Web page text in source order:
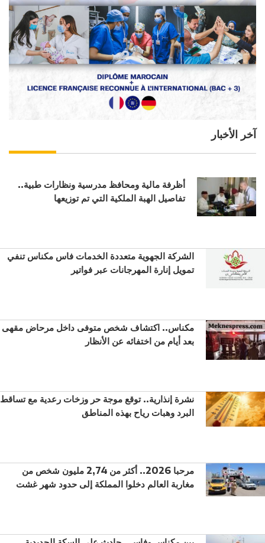
آخر الأخبار
أظرفة مالية ومحافظ مدرسية ونظارات طبية..
تفاصيل الهبة الملكية التي تم توزيعها
الشركة الجهوية متعددة الخدمات فاس مكناس تنفي
تمويل إنارة المهرجانات عبر فواتير
مكناس.. اكتشاف شخص متوفى داخل مرحاض مقهى
بعد أيام من اختفائه عن الأنظار
نشرة إنذارية.. توقع موجة حر وزخات رعدية مع تساقط
البرد وهبات رياح بهذه المناطق
مرحبا 2026.. أكثر من 2,74 مليون شخص من
مغاربة العالم دخلوا المملكة إلى حدود شهر غشت